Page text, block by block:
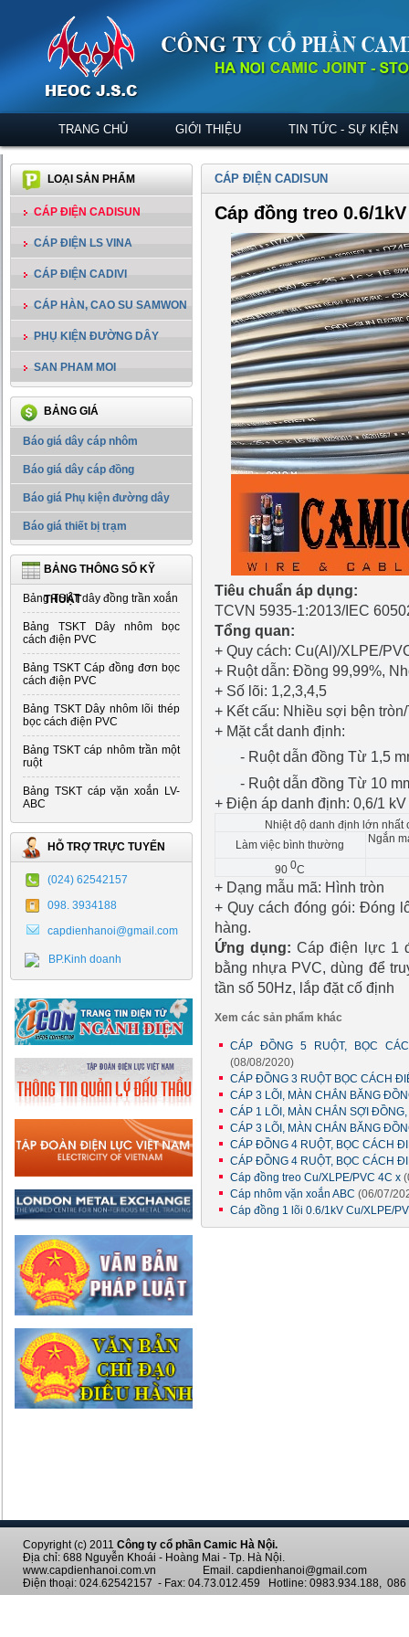
TRANG CHỦ GIỚI THIỆU TIN TỨC - SỰ KIỆN
LOẠI SẢN PHẨM
CÁP ĐIỆN CADISUN
CÁP ĐIỆN LS VINA
CÁP ĐIỆN CADIVI
CÁP HÀN, CAO SU SAMWON
PHỤ KIỆN ĐƯỜNG DÂY
SAN PHAM MOI
BẢNG GIÁ
Báo giá dây cáp nhôm
Báo giá dây cáp đồng
Báo giá Phụ kiện đường dây
Báo giá thiết bị trạm
BẢNG THÔNG SỐ KỸ
THUẬT
Bảng TSKT dây đồng trần xoắn
Bảng TSKT Dây nhôm bọc
cách điện PVC
Bảng TSKT Cáp đồng đơn bọc
cách điện PVC
Bảng TSKT Dây nhôm lõi thép
bọc cách điện PVC
Bảng TSKT cáp nhôm trần một
ruột
Bảng TSKT cáp vặn xoắn LV-
ABC
HỖ TRỢ TRỰC TUYẾN
(024) 62542157
098. 3934188
capdienhanoi@gmail.com
BP.Kinh doanh
CÁP ĐIỆN CADISUN
Cáp đồng treo 0.6/
Tiêu chuẩn áp dụng:
TCVN 5935-1:2013/IEC
Tổng quan:
+ Quy cách: Cu(Al)/XLPE/
+ Ruột dẫn: Đồng 99,99%,
+ Số lõi: 1,2,3,4,5
+ Kết cấu: Nhiều sợi bện
+ Mặt cắt danh định:
- Ruột dẫn đồng Từ 1,5
- Ruột dẫn đồng Từ 10
+ Điện áp danh định: 0,6/1 kV
Nhiệt độ danh định lớn nhất
Làm việc bình thường
Ngắn
900C
+ Dạng mẫu mã: Hình tròn
+ Quy cách đóng gói: Đóng
hàng.
Ứng dụng: Cáp điện lực 1
bằng nhựa PVC, dùng để
tần số 50Hz, lắp đặt cố định
Xem các sản phẩm khác
CÁP ĐỒNG 5 RUỘT, BỌC
(08/08/2020)
CÁP ĐỒNG 3 RUỘT BỌC CÁCH
CÁP 3 LÕI, MÀN CHẮN BĂNG
CÁP 1 LÕI, MÀN CHẮN SỢI
CÁP 3 LÕI, MÀN CHẮN BĂNG
CÁP ĐỒNG 4 RUỘT, BỌC CÁCH
CÁP ĐỒNG 4 RUỘT, BỌC CÁCH
Cáp đồng treo Cu/XLPE/PVC 4C x
Cáp nhôm vặn xoắn ABC (06/07/
Cáp đồng 1 lõi 0.6/1kV Cu/XLPE/
Copyright (c) 2011 Công ty cổ phần Camic Hà Nội.
Địa chỉ: 688 Nguyễn Khoái - Hoàng Mai - Tp. Hà Nội.
www.capdienhanoi.com.vn Email. capdienhanoi@gmail.com
Điện thoại: 024.62542157 - Fax: 04.73.012.459 Hotline: 0983.934.188, 086